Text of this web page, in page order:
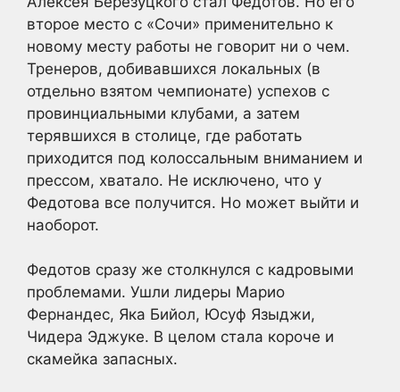
второе место с «Сочи» применительно к
новому месту работы не говорит ни о чем.
Тренеров, добивавшихся локальных (в
отдельно взятом чемпионате) успехов с
провинциальными клубами, а затем
терявшихся в столице, где работать
приходится под колоссальным вниманием и
прессом, хватало. Не исключено, что у
Федотова все получится. Но может выйти и
наоборот.
Федотов сразу же столкнулся с кадровыми
проблемами. Ушли лидеры Марио
Фернандес, Яка Бийол, Юсуф Языджи,
Чидера Эджуке. В целом стала короче и
скамейка запасных.